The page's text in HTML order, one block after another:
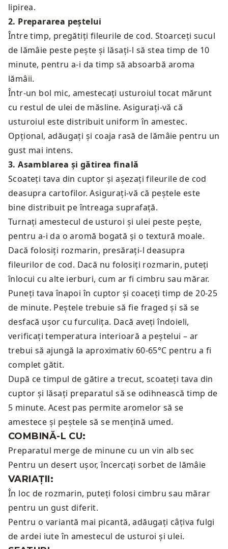
lipirea.
2. Prepararea peștelui
Între timp, pregătiți fileurile de cod. Stoarceți sucul
de lămâie peste pește și lăsați-l să stea timp de 10
minute, pentru a-i da timp să absoarbă aroma
lămâii.
Într-un bol mic, amestecați usturoiul tocat mărunt
cu restul de ulei de măsline. Asigurați-vă că
usturoiul este distribuit uniform în amestec.
Opțional, adăugați și coaja rasă de lămâie pentru un
gust mai intens.
3.Asamblarea și gătirea finală
Scoateți tava din cuptor și așezați fileurile de cod
deasupra cartofilor. Asigurați-vă că peștele este
bine distribuit pe întreaga suprafață.
Turnați amestecul de usturoi și ulei peste pește,
pentru a-i da o aromă bogată și o textură moale.
Dacă folosiți rozmarin, presărați-l deasupra
fileurilor de cod. Dacă nu folosiți rozmarin, puteți
înlocui cu alte ierburi, cum ar fi cimbru sau mărar.
Puneți tava înapoi în cuptor și coaceți timp de 20-25
de minute. Peștele trebuie să fie fraged și să se
desfacă ușor cu furculița. Dacă aveți îndoieli,
verificați temperatura interioară a peștelui – ar
trebui să ajungă la aproximativ 60-65°C pentru a fi
complet gătit.
După ce timpul de gătire a trecut, scoateți tava din
cuptor și lăsați preparatul să se odihnească timp de
5 minute. Acest pas permite aromelor să se
amestece și peștele să se mențină umed.
COMBINĂ-L CU:
Preparatul merge de minune cu un vin alb sec
Pentru un desert ușor, încercați sorbet de lămâie
VARIAȚII:
În loc de rozmarin, puteți folosi cimbru sau mărar
pentru un gust diferit.
Pentru o variantă mai picantă, adăugați câțiva fulgi
de ardei iute în amestecul de usturoi și ulei.